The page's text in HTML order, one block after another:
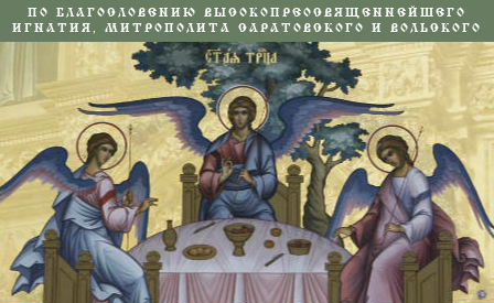
ПО БЛАГОСЛОВЕНИЮ ВЫСОКОПРЕОСВЯЩЕННЕЙШЕГО
ИГНАТИЯ, МИТРОПОЛИТА САРАТОВСКОГО И ВОЛЬСКОГО